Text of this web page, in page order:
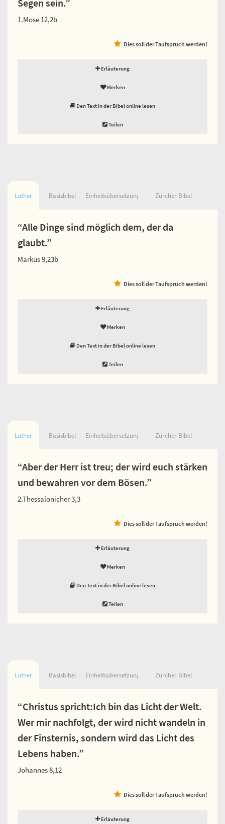
Segen sein.”
1.Mose 12,2b
Dies soll der Taufspruch werden!
Erläuterung
Merken
Den Text in der Bibel online lesen
Teilen
Luther Basisbibel Einheitsübersetzung Zürcher Bibel
“Alle Dinge sind möglich dem, der da
glaubt.”
Markus 9,23b
Dies soll der Taufspruch werden!
Erläuterung
Merken
Den Text in der Bibel online lesen
Teilen
Luther Basisbibel Einheitsübersetzung Zürcher Bibel
“Aber der Herr ist treu; der wird euch stärken
und bewahren vor dem Bösen.”
2.Thessalonicher 3,3
Dies soll der Taufspruch werden!
Erläuterung
Merken
Den Text in der Bibel online lesen
Teilen
Luther Basisbibel Einheitsübersetzung Zürcher Bibel
“Christus spricht:Ich bin das Licht der Welt.
Wer mir nachfolgt, der wird nicht wandeln in
der Finsternis, sondern wird das Licht des
Lebens haben.”
Johannes 8,12
Dies soll der Taufspruch werden!
Erläuterung